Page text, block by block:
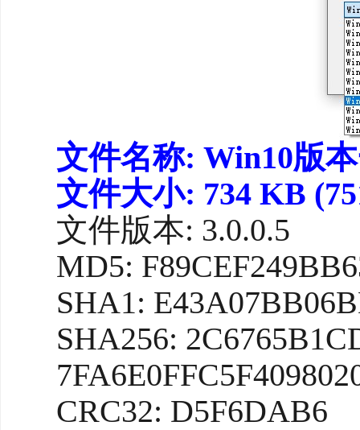
文件名称: Win10版
文件大小: 734 KB
文件版本: 3.0.0.5
MD5:
SHA1:
SHA256:
CRC32: D5F6DAB6